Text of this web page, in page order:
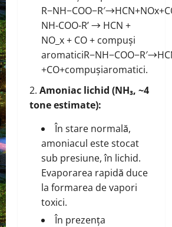
NH-COO-R’ → HCN +
NO_x + CO + compuși
aromaticiR−NH−COO−R′→H
+CO+compușiaromatici.
Amoniac lichid (NH₃, ~4
tone estimate):
În stare normală,
amoniacul este stocat
sub presiune, în lichid.
Evaporarea rapidă duce
la formarea de vapori
toxici.
În prezența